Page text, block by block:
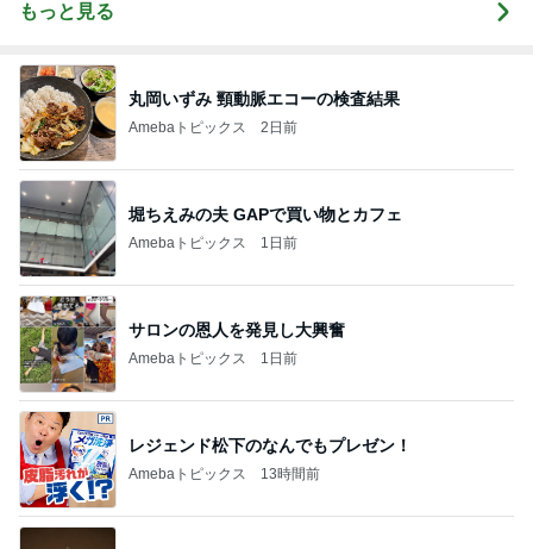
もっと見る
丸岡いずみ 頸動脈エコーの検査結果
Amebaトピックス 2日前
堀ちえみの夫 GAPで買い物とカフェ
Amebaトピックス 1日前
サロンの恩人を発見し大興奮
Amebaトピックス 1日前
レジェンド松下のなんでもプレゼン！
Amebaトピックス 13時間前